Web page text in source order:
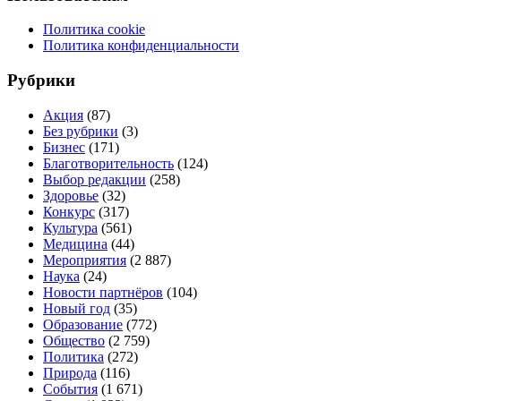
Политика cookie
Политика конфиденциальности
Рубрики
Акция (87)
Без рубрики (3)
Бизнес (171)
Благотворительность (124)
Выбор редакции (258)
Здоровье (32)
Конкурс (317)
Культура (561)
Медицина (44)
Мероприятия (2 887)
Наука (24)
Новости партнёров (104)
Новый год (35)
Образование (772)
Общество (2 759)
Политика (272)
Природа (116)
События (1 671)